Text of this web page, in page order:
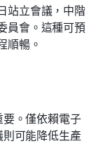
站立會議，中階
員會。這種可預
順暢。
。僅依賴電子
可能降低生產